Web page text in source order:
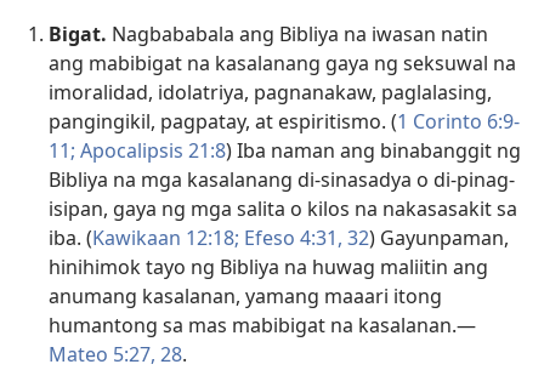
Bigat. Nagbababala ang Bibliya na iwasan natin
ang mabibigat na kasalanang gaya ng seksuwal na
imoralidad, idolatriya, pagnanakaw, paglalasing,
pangingikil, pagpatay, at espiritismo. (1 Corinto 6:9-
11; Apocalipsis 21:8) Iba naman ang binabanggit ng
Bibliya na mga kasalanang di-sinasadya o di-pinag-
isipan, gaya ng mga salita o kilos na nakasasakit sa
iba. (Kawikaan 12:18; Efeso 4:31, 32) Gayunpaman,
hinihimok tayo ng Bibliya na huwag maliitin ang
anumang kasalanan, yamang maaari itong
humantong sa mas mabibigat na kasalanan.—
Mateo 5:27, 28.